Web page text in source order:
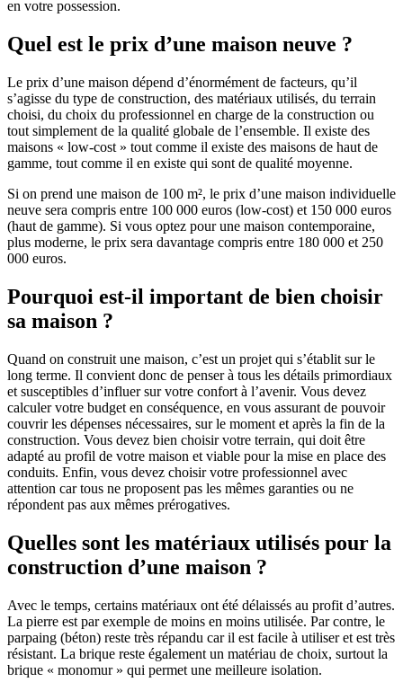
en votre possession.
Quel est le prix d’une maison neuve ?
Le prix d’une maison dépend d’énormément de facteurs, qu’il
s’agisse du type de construction, des matériaux utilisés, du terrain
choisi, du choix du professionnel en charge de la construction ou
tout simplement de la qualité globale de l’ensemble. Il existe des
maisons « low-cost » tout comme il existe des maisons de haut de
gamme, tout comme il en existe qui sont de qualité moyenne.
Si on prend une maison de 100 m², le prix d’une maison individuelle
neuve sera compris entre 100 000 euros (low-cost) et 150 000 euros
(haut de gamme). Si vous optez pour une maison contemporaine,
plus moderne, le prix sera davantage compris entre 180 000 et 250
000 euros.
Pourquoi est-il important de bien choisir
sa maison ?
Quand on construit une maison, c’est un projet qui s’établit sur le
long terme. Il convient donc de penser à tous les détails primordiaux
et susceptibles d’influer sur votre confort à l’avenir. Vous devez
calculer votre budget en conséquence, en vous assurant de pouvoir
couvrir les dépenses nécessaires, sur le moment et après la fin de la
construction. Vous devez bien choisir votre terrain, qui doit être
adapté au profil de votre maison et viable pour la mise en place des
conduits. Enfin, vous devez choisir votre professionnel avec
attention car tous ne proposent pas les mêmes garanties ou ne
répondent pas aux mêmes prérogatives.
Quelles sont les matériaux utilisés pour la
construction d’une maison ?
Avec le temps, certains matériaux ont été délaissés au profit d’autres.
La pierre est par exemple de moins en moins utilisée. Par contre, le
parpaing (béton) reste très répandu car il est facile à utiliser et est très
résistant. La brique reste également un matériau de choix, surtout la
brique « monomur » qui permet une meilleure isolation.